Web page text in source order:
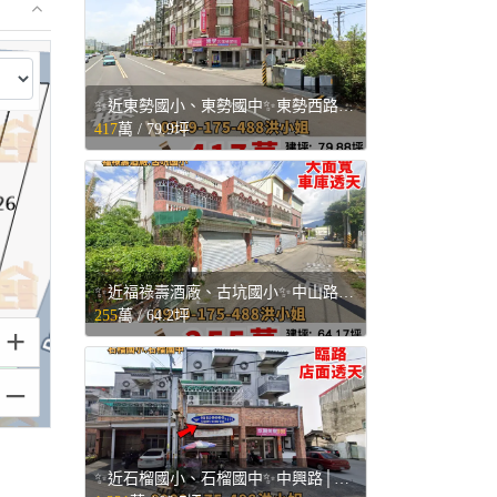
+
–
⤢
✨近東勢國小、東勢國中✨東勢西路│四樓透天💥 - 雲林縣東勢鄉售屋
417萬 /79.9坪
✨近福祿壽酒廠、古坑國小✨中山路│大面寬車庫透天💥 - 雲林縣古坑鄉售屋
255萬 /64.2坪
✨近石榴國小、石榴國中✨中興路│臨路店面透天💥 - 雲林縣斗六市售屋